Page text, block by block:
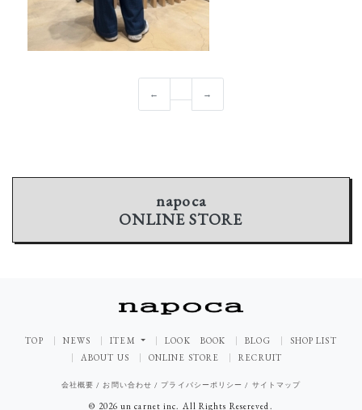
← →
napoca
ONLINE STORE
TOP NEWS ITEM LOOK BOOK BLOG
SHOP LIST
ABOUT US
ONLINE STORE RECRUIT
会社概要 /お問い合わせ / プライバシーポリシー / サイトマップ
© 2026 un carnet inc. All Rights Resereved.